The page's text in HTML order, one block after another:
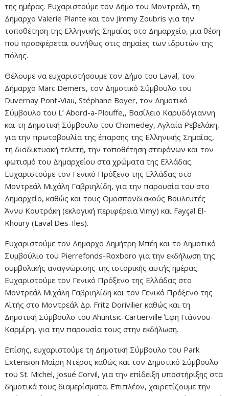
της ημέρας. Ευχαριστούμε τον Δήμο του Μοντρεάλ, τη
Δήμαρχο Valerie Plante και τον Jimmy Zoubris για την
τοποθέτηση της Ελληνικής Σημαίας στο Δημαρχείο, μια θέση
που προσφέρεται συνήθως στις σημαίες των ιδρυτών της
πόλης.
Θέλουμε να ευχαριστήσουμε τον Δήμο του Laval, τον
Δήμαρχο Marc Demers, τον Δημοτικό Σύμβουλο του
Duvernay Pont-Viau, Stéphane Boyer, τον Δημοτικό
Σύμβουλο του L’ Abord-a-Plouffe,, Βασίλειο Καρυδόγιαννη
και τη Δημοτική Σύμβουλο του Chomedey, Αγλαΐα Ρεβελάκη,
για την πρωτοβουλία της έπαρσης της Ελληνικής Σημαίας,
τη διαδικτυακή τελετή, την τοποθέτηση στεφάνων και τον
φωτισμό του Δημαρχείου στα χρώματα της Ελλάδας.
Ευχαριστούμε τον Γενικό Πρόξενο της Ελλάδας στο
Μοντρεάλ Μιχάλη Γαβριηλίδη, για την παρουσία του στο
Δημαρχείο, καθώς και τους Ομοσπονδιακούς Βουλευτές
Άννυ Κουτράκη (εκλογική περιφέρεια Vimy) και Fayçal El-
Khoury (Laval Des-Iles).
Ευχαριστούμε τον Δήμαρχο Δημήτρη Μπέη και το Δημοτικό
Συμβούλιο του Pierrefonds-Roxboro για την εκδήλωση της
συμβολικής αναγνώρισης της ιστορικής αυτής ημέρας.
Ευχαριστούμε τον Γενικό Πρόξενο της Ελλάδας στο
Μοντρεάλ Μιχάλη Γαβριηλίδη και τον Γενικό Πρόξενο της
Αϊτής στο Μοντρεάλ Δρ. Fritz Dorivilier καθώς και τη
Δημοτική Σύμβουλο του Ahuntsic-Cartierville Έφη Γιάννου-
Καρμίρη, για την παρουσία τους στην εκδήλωση.
Επίσης, ευχαριστούμε τη Δημοτική Σύμβουλο του Park
Extension Μαίρη Ντέρος καθώς και τον Δημοτικό Σύμβουλο
του St. Michel, Josué Corvil, για την επίδειξη υποστήριξης στα
δημοτικά τους διαμερίσματα. Επιπλέον, χαιρετίζουμε την